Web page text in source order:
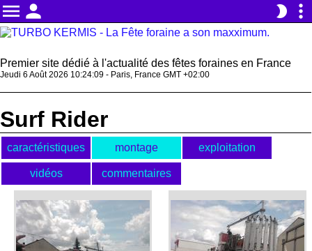
menu person brightness_2 more_vert
Premier site dédié à l'actualité des fêtes foraines en France
Jeudi 6 Août 2026 10:24:09 - Paris, France GMT +02:00
Surf Rider
caractéristiques montage exploitation
vidéos commentaires